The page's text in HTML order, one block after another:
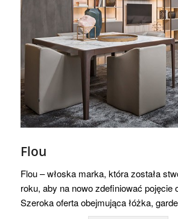
Flou
Flou – włoska marka, która została
roku, aby na nowo zdefiniować pojęcie
Szeroka oferta obejmująca łóżka,